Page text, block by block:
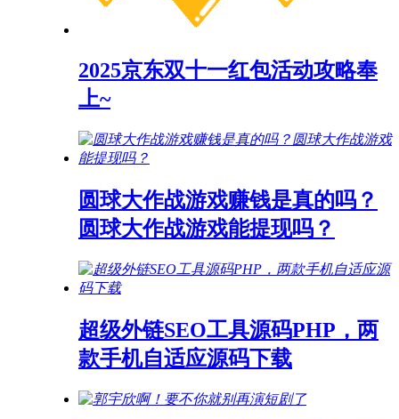
2025京东双十一红包活动攻略奉
上~
圆球大作战游戏赚钱是真的吗？
圆球大作战游戏能提现吗？
超级外链SEO工具源码PHP，两
款手机自适应源码下载